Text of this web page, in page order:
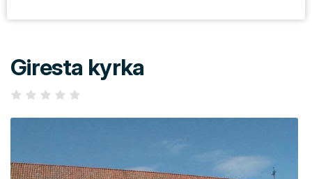
Giresta kyrka